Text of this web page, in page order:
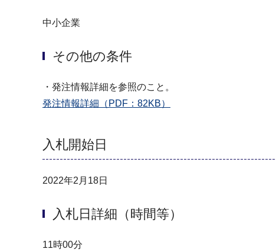
中小企業
その他の条件
・発注情報詳細を参照のこと。
発注情報詳細（PDF：82KB）
入札開始日
2022年2月18日
入札日詳細（時間等）
11時00分